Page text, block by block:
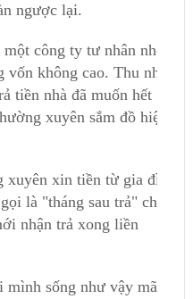
ngược lại.
công ty tư nhân nhỏ,
không cao. Thu nhập
tiền nhà đã muốn hết
xuyên sắm đồ hiệu,
xin tiền từ gia đình
là "tháng sau trả" chính
nhận trả xong liền
sống như vậy mãi,